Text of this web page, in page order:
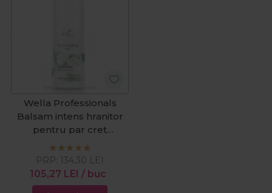
Wella Professionals
Balsam intens hranitor
pentru par cret
Nutricurls Curlixir 150ml
105,27 LEI / buc
PRP: 134,30 LEI